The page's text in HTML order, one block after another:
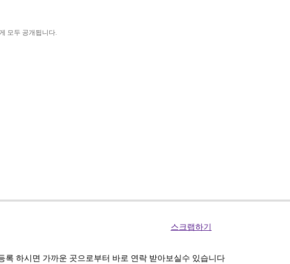
모두 공개됩니다.
스크랩하기
하시면 가까운 곳으로부터 바로 연락 받아보실수 있습니다